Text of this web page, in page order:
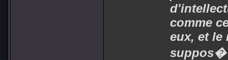
comme
eux, et le
suppos�